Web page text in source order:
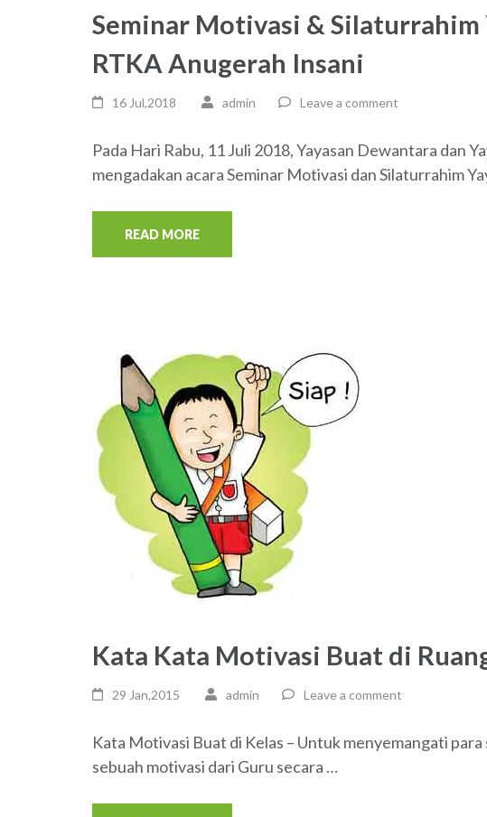
Seminar Motivasi & Silaturrahim
RTKA Anugerah Insani
16 Jul,2018 admin Leave a comment
Pada Hari Rabu, 11 Juli 2018, Yayasan Dewantara dan
mengadakan acara Seminar Motivasi dan Silaturrahim
READ MORE
Kata Kata Motivasi Buat di
29 Jan,2015 admin Leave a comment
Kata Motivasi Buat di Kelas – Untuk menyemangati
sebuah motivasi dari Guru secara …